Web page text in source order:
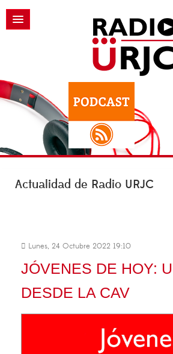
Actualidad de Radio URJC
Lunes, 24 Octubre 2022 19:10
JÓVENES DE HOY:
DESDE LA CAV